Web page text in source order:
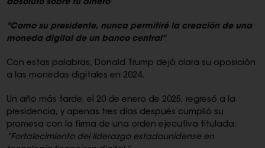
absoluto sobre tu dinero”
"Como su presidente, nunca permitiré la creación de una
moneda digital de un banco central"
Con estas palabras, Donald Trump dejó clara su oposición
a las monedas digitales en 2024.
Un año más tarde, el 20 de enero de 2025, regresó a la
presidencia, y apenas tres días después cumplió su
promesa con la firma de una orden ejecutiva titulada:
“Fortalecimiento del liderazgo estadounidense en